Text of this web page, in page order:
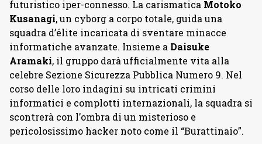
futuristico iper-connesso. La carismatica Motoko
Kusanagi, un cyborg a corpo totale, guida una
squadra d’élite incaricata di sventare minacce
informatiche avanzate. Insieme a Daisuke
Aramaki, il gruppo darà ufficialmente vita alla
celebre Sezione Sicurezza Pubblica Numero 9. Nel
corso delle loro indagini su intricati crimini
informatici e complotti internazionali, la squadra si
scontrerà con l’ombra di un misterioso e
pericolosissimo hacker noto come il “Burattinaio”.